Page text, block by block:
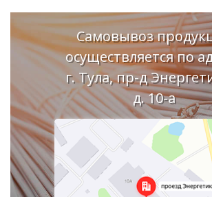
Самовывоз
осуществляется по
г. Тула, пр-д
д. 10-а